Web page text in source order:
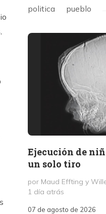
politica pueblo
Ejecución de
un solo tiro
por Maud Effting y
1 día atrás
07 de agosto de 2026